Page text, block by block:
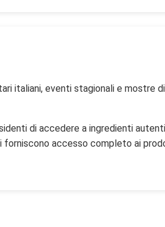
italiani, eventi stagionali e mostre
di accedere a ingredienti
accesso completo ai